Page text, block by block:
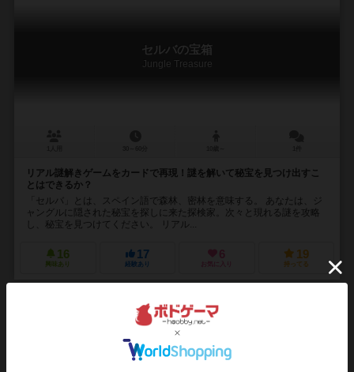
セルバの宝箱
Jungle Treasure
リアル謎解きゲームをカードで再現！謎を解いて秘宝を見つけ出すこ
とはできるか？
「セルバ」とは、スペイン語で森林、密林を意味する。 あなたは、ジ
ャングルに隠された秘宝を探しに来た探検家。次々と現れる謎を攻略
し、秘宝を見つけてください。 リアル...
16
興味あり
17
経験あり
6
お気に入り
19
持ってる
精霊回路ドライヴCtrl-Z／ゼロ 拡張８「天剣」